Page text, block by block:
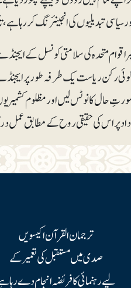
سیاسی تبدیلیوں کی انجینئرنگ کر
اقوام متحدہ کی سلامتی کونسل کے
کوئی رکن ریاست یک طرفہ طور پر
ترجمان القرآن اکیسویں
صدی میں مستقبل کی تعمیر کے
لیے رہنمائی کا فریضہ انجام دے رہا